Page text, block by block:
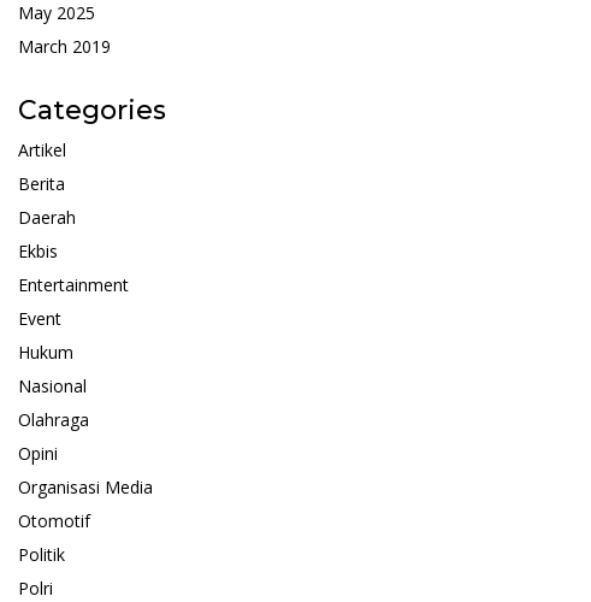
May 2025
March 2019
Categories
Artikel
Berita
Daerah
Ekbis
Entertainment
Event
Hukum
Nasional
Olahraga
Opini
Organisasi Media
Otomotif
Politik
Polri